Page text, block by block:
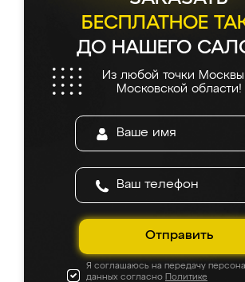
БЕСПЛАТНОЕ
ДО НАШЕГО
Из любой точки
Московской области!
Отправить
Я соглашаюсь на передачу
данных согласно Политике